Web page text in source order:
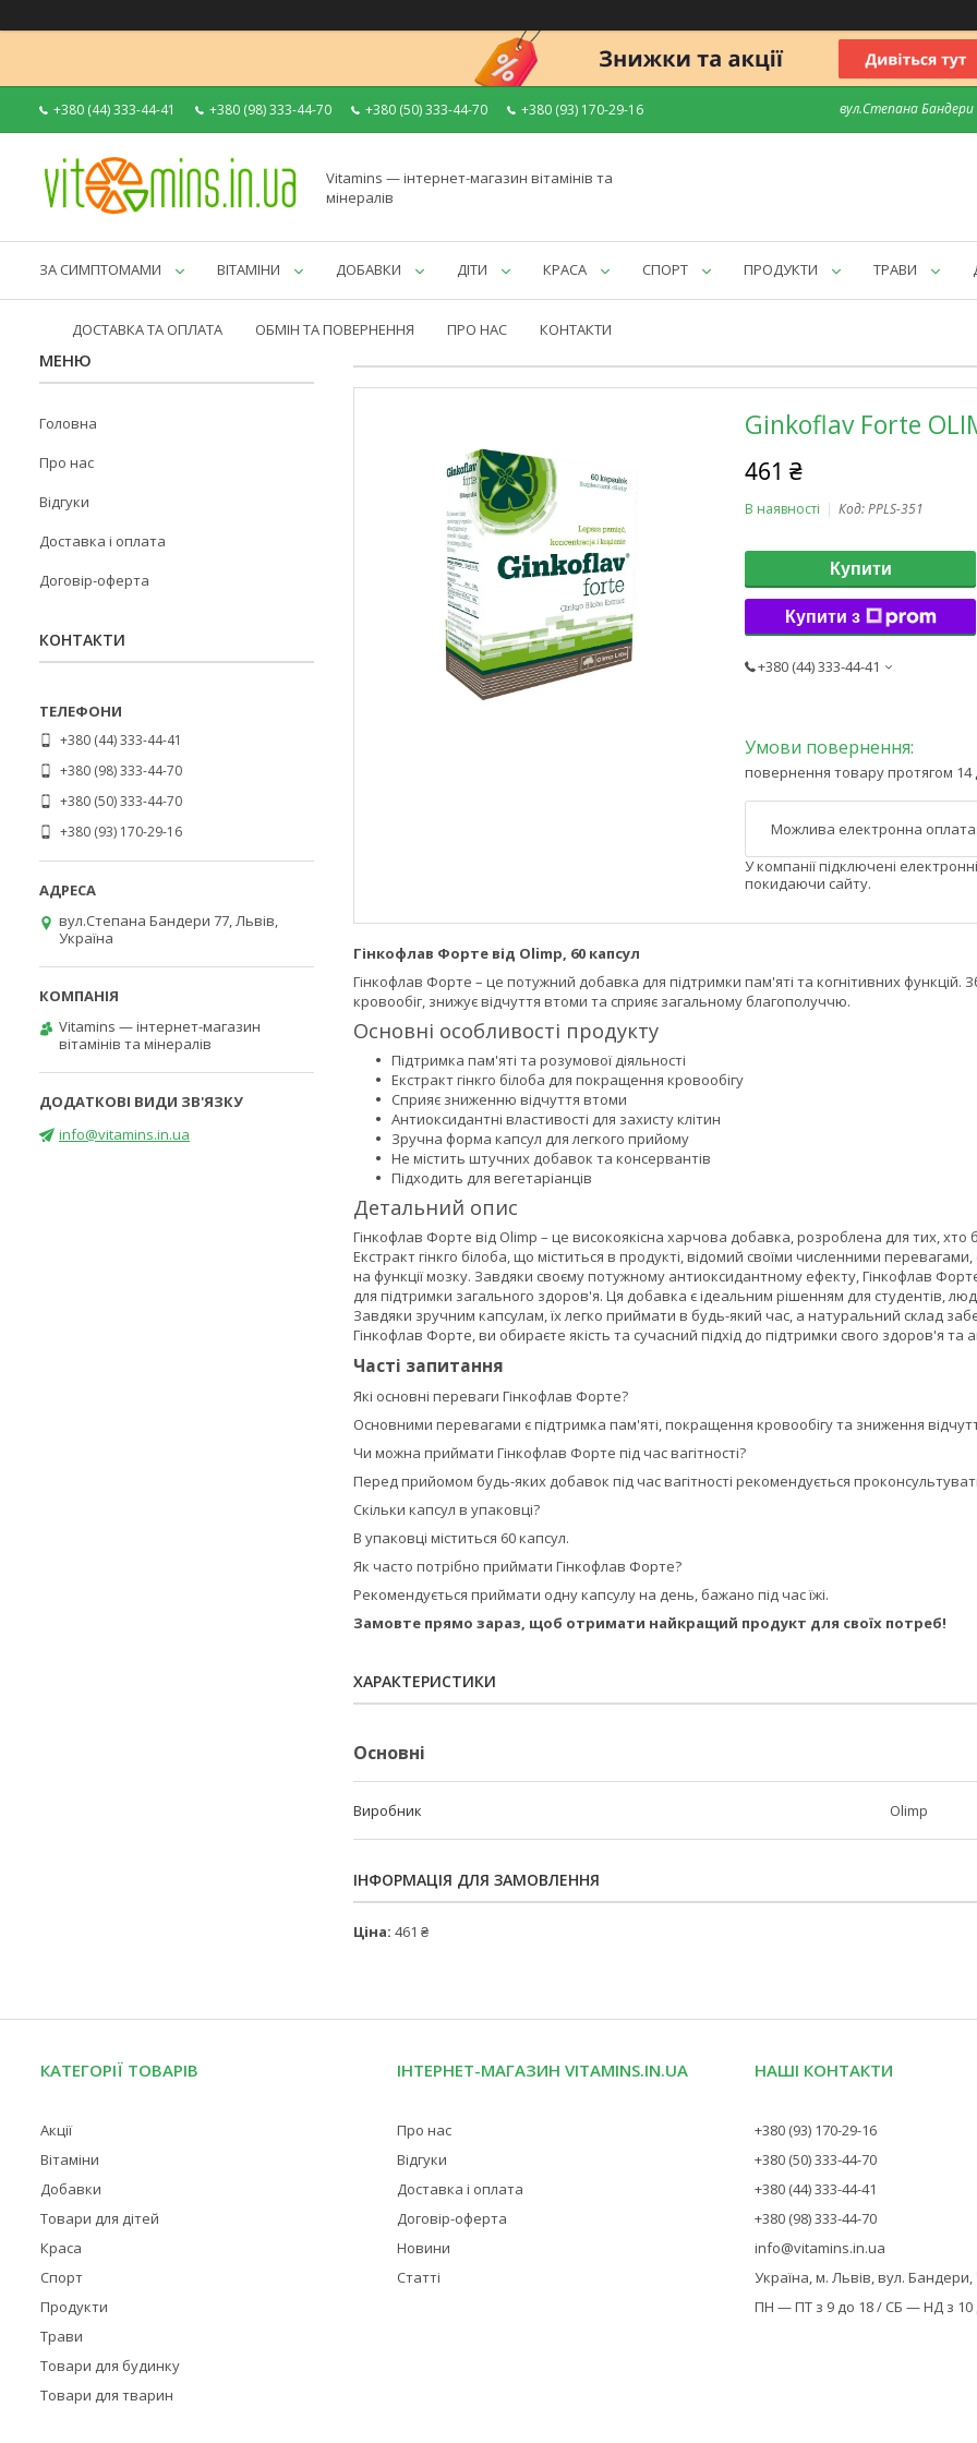
+380 (44) 333-44-41 +380 (98) 333-44-70 +380 (50) 333-44-70 +380 (93) 170-29-16 вул.Степана Бандери
Vitamins — інтернет-магазин вітамінів та
мінералів
ЗА СИМПТОМАМИ ВІТАМІНИ ДОБАВКИ ДІТИ КРАСА СПОРТ ПРОДУКТИ ТРАВИ
ДОСТАВКА ТА ОПЛАТА ОБМІН ТА ПОВЕРНЕННЯ ПРО НАС КОНТАКТИ
Ginkoflav Forte
461 ₴
В наявності Код:PPLS-351
Купити
Купити з
+380 (44) 333-44-41
повернення товару протягом 14
У компанії підключені
покидаючи сайту.
Гінкофлав Форте від Olimp, 60 капсул
Гінкофлав Форте – це потужний добавка для підтримки пам'яті та когнітивних функцій.
кровообіг, знижує відчуття втоми та сприяє загальному благополуччю.
Основні особливості продукту
Підтримка пам'яті та розумової діяльності
Екстракт гінкго білоба для покращення кровообігу
Сприяє зниженню відчуття втоми
Антиоксидантні властивості для захисту клітин
Зручна форма капсул для легкого прийому
Не містить штучних добавок та консервантів
Підходить для вегетаріанців
Детальний опис
Гінкофлав Форте від Olimp – це високоякісна харчова добавка, розроблена для тих, хто
Екстракт гінкго білоба, що міститься в продукті, відомий своїми численними
на функції мозку. Завдяки своєму потужному антиоксидантному ефекту, Гінкофлав
для підтримки загального здоров'я. Ця добавка є ідеальним рішенням для студентів,
Завдяки зручним капсулам, їх легко приймати в будь-який час, а натуральний склад
Гінкофлав Форте, ви обираєте якість та сучасний підхід до підтримки свого здоров'я та
Часті запитання
Які основні переваги Гінкофлав Форте?
Основними перевагами є підтримка пам'яті, покращення кровообігу та зниження
Чи можна приймати Гінкофлав Форте під час вагітності?
Перед прийомом будь-яких добавок під час вагітності рекомендується
Скільки капсул в упаковці?
В упаковці міститься 60 капсул.
Як часто потрібно приймати Гінкофлав Форте?
Рекомендується приймати одну капсулу на день, бажано під час їжі.
Замовте прямо зараз, щоб отримати найкращий продукт для своїх потреб!
ХАРАКТЕРИСТИКИ
Основні
Виробник Olimp
ІНФОРМАЦІЯ ДЛЯ ЗАМОВЛЕННЯ
Ціна: 461 ₴
Головна
Про нас
Відгуки
Доставка і оплата
Договір-оферта
КОНТАКТИ
+380 (44) 333-44-41
+380 (98) 333-44-70
+380 (50) 333-44-70
+380 (93) 170-29-16
вул.Степана Бандери 77, Львів,
Україна
Vitamins — інтернет-магазин
вітамінів та мінералів
info@vitamins.in.ua
КАТЕГОРІЇ ТОВАРІВ
Акції
Вітаміни
Добавки
Товари для дітей
Краса
Спорт
Продукти
Трави
Товари для будинку
Товари для тварин
ІНТЕРНЕТ-МАГАЗИН VITAMINS.IN.UA
Про нас
Відгуки
Доставка і оплата
Договір-оферта
Новини
Статті
НАШІ КОНТАКТИ
+380 (93) 170-29-16
+380 (50) 333-44-70
+380 (44) 333-44-41
+380 (98) 333-44-70
info@vitamins.in.ua
Україна, м. Львів, вул. Бандери,
ПН — ПТ з 9 до 18 / СБ — НД з 10